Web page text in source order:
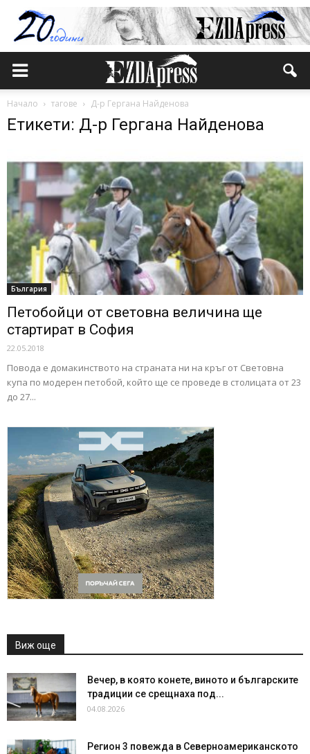
Начало тагове Д-р Гергана Найденова
Етикети: Д-р Гергана Найденова
България
Петобойци от световна величина ще
стартират в София
22.05.2018
Повода е домакинството на страната ни на кръг от Световна
купа по модерен петобой, който ще се проведе в столицата от 23
до 27...
Виж още
Вечер, в която конете, виното и българските
традиции се срещнаха под...
04.08.2026
Регион 3 повежда в Северноамериканското